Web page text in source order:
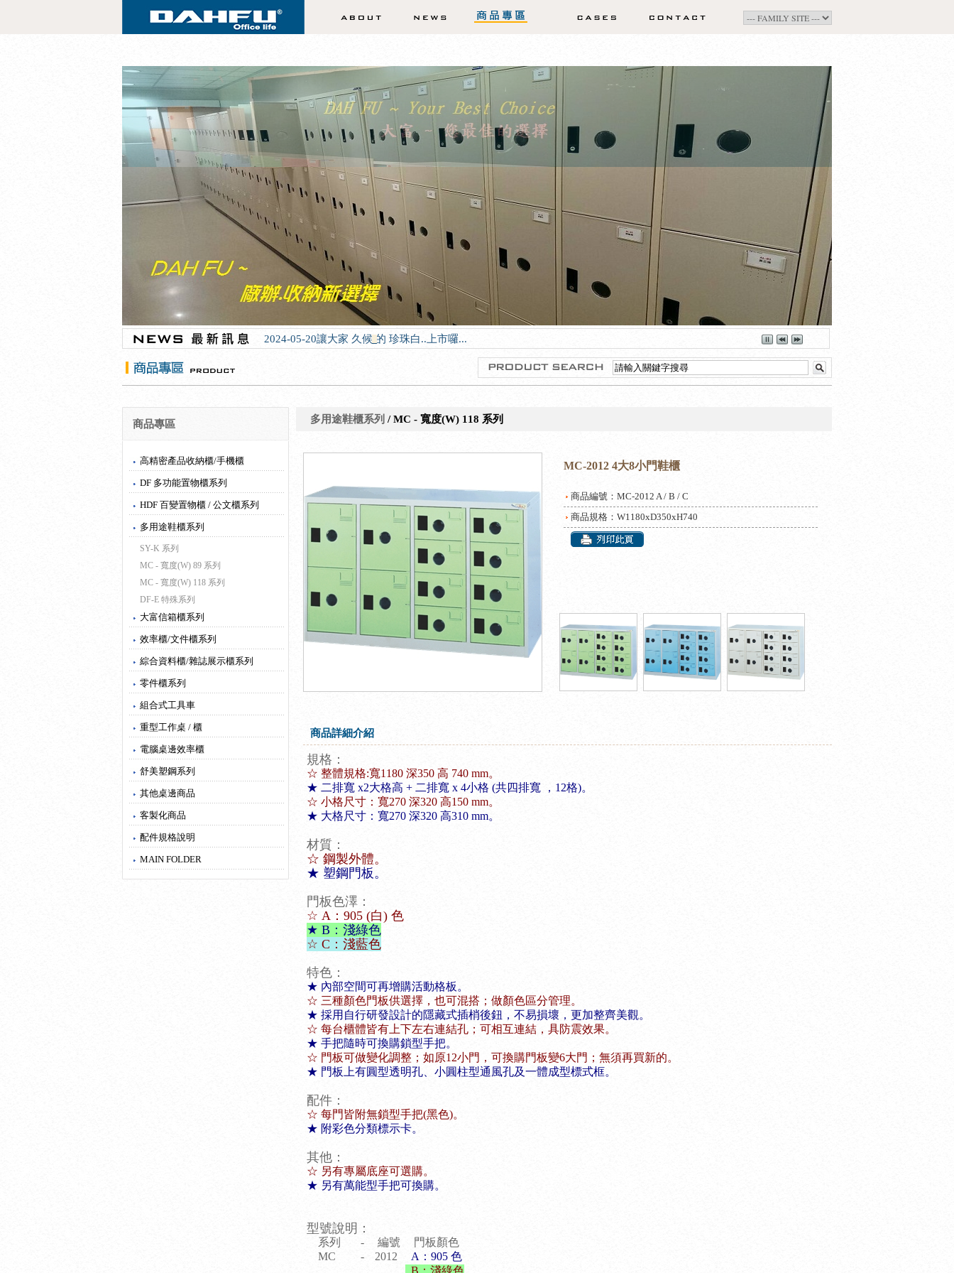
2024-05-20讓大家 久候 的 珍珠白..上市囉...
商品專區
高精密產品收納櫃/手機櫃
DF 多功能置物櫃系列
HDF 百變置物櫃 / 公文櫃系列
多用途鞋櫃系列
SY-K 系列
MC - 寬度(W) 89 系列
MC - 寬度(W) 118 系列
DF-E 特殊系列
大富信箱櫃系列
效率櫃/文件櫃系列
綜合資料櫃/雜誌展示櫃系列
零件櫃系列
組合式工具車
重型工作桌 / 櫃
電腦桌邊效率櫃
舒美塑鋼系列
其他桌邊商品
客製化商品
配件規格說明
MAIN FOLDER
多用途鞋櫃系列 / MC - 寬度(W) 118 系列
MC-2012 4大8小門鞋櫃
商品編號：MC-2012 A / B / C
商品規格：W1180xD350xH740
商品詳細介紹
規格：
☆ 整體規格:寬1180 深350 高 740 mm。
★ 二排寬 x2大格高 + 二排寬 x 4小格 (共四排寬
， 12格)。
☆ 小格尺寸：寬270 深320 高150 mm。
★ 大格尺寸：寬270 深320 高310 mm。
材質：
☆ 鋼製外體。
★ 塑鋼門板。
門板色澤：
☆ A：905 (白) 色
★ B：淺綠色
☆ C：淺藍色
特色：
★ 內部空間可再增購活動格板。
☆ 三種顏色門板供選擇，也可混搭；做顏色區分管理。
★ 採用自行研發設計的隱藏式插梢後鈕，不易損壞，更加整齊美觀。
☆ 每台櫃體皆有上下左右連結孔；可相互連結，具防震效果。
★ 手把隨時可換購鎖型手把。
☆ 門板可做變化調整；如原12小門，可換購門板變6大門；無須再買新的。
★ 門板上有圓型透明孔、小圓柱型通風孔及一體成型標式框。
配件：
☆ 每門皆附無鎖型手把(黑色)。
★ 附彩色分類標示卡。
其他：
☆ 另有專屬底座可選購。
★ 另有萬能型手把可換購。
型號說明：
系列 - 編號
門板顏色
MC
- 2012
A：905 色
B：淺綠色